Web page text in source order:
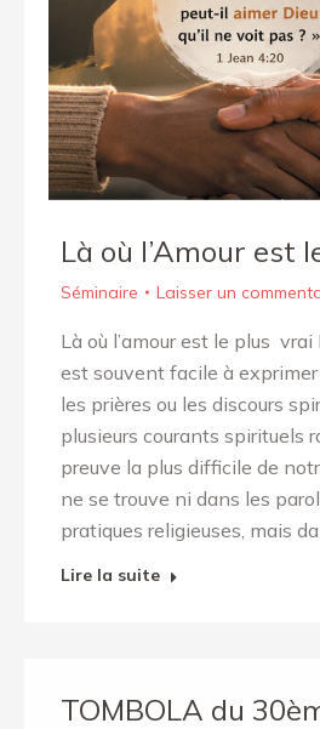
Là où l’Amour est
Séminaire Laisser un
Là où l’amour est le plus vrai
est souvent facile à
les prières ou les discours
plusieurs courants spirituels
preuve la plus difficile de
ne se trouve ni dans les
pratiques religieuses, mais
Lire la suite
TOMBOLA du